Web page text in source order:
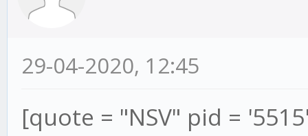
29-04-2020, 12:45
[quote = "NSV" pid =